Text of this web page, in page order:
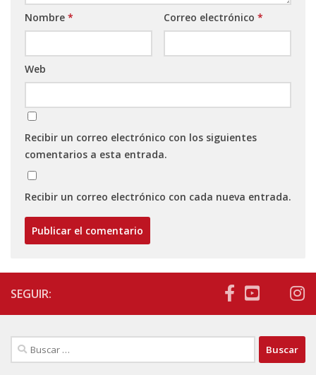
Nombre * Correo electrónico *
Web
Recibir un correo electrónico con los siguientes
comentarios a esta entrada.
Recibir un correo electrónico con cada nueva entrada.
SEGUIR:
Buscar: